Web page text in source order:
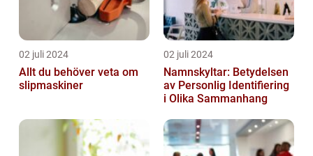
02 juli 2024
Allt du behöver veta om
slipmaskiner
02 juli 2024
Namnskyltar: Betydelsen
av Personlig Identifiering
i Olika Sammanhang